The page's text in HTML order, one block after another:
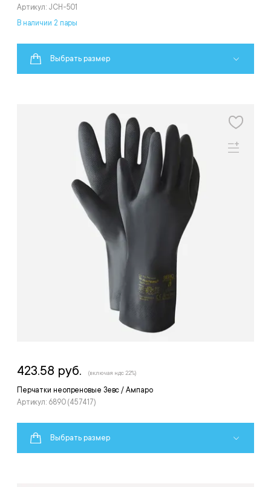
Артикул: JCH-501
В наличии 2 пары
Выбрать размер
Перчатки неопреновые Зевс / Ампаро
Артикул: 6890 (457417)
423.58 руб. (включая ндс 22%)
Выбрать размер